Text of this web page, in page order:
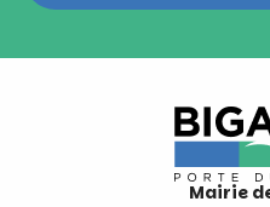
Mairie